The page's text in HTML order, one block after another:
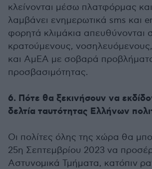
κλείνονται μέσω πλατφόρμας
λαμβάνει ενημερωτικά sms και
φορητά κλιμάκια απευθύνονται
κρατούμενους,
και ΑμΕΑ με σοβαρά
προσβασιμότητας.
6. Πότε θα ξεκινήσουν να
δελτία ταυτότητας Ελλήνων
Οι πολίτες όλης της χώρα θα
25η Σεπτεμβρίου 2023 να
Αστυνομικά Τμήματα, κατόπιν